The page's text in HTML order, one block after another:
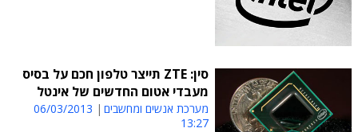
סין: ZTE תייצר טלפון חכם על בסיס
מעבדי אטום החדשים של אינטל
מערכת אנשים ומחשבים
06/03/2013
13:27